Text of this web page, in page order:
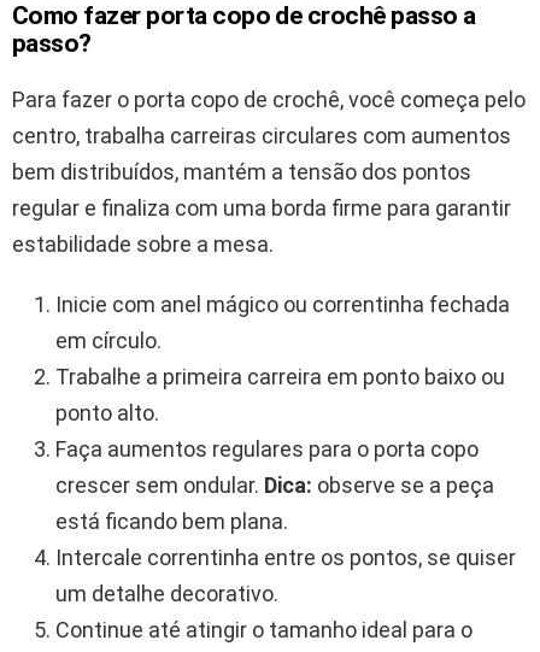
Como fazer porta copo de crochê passo a
passo?
Para fazer o porta copo de crochê, você começa pelo
centro, trabalha carreiras circulares com aumentos
bem distribuídos, mantém a tensão dos pontos
regular e finaliza com uma borda firme para garantir
estabilidade sobre a mesa.
Inicie com anel mágico ou correntinha fechada
em círculo.
Trabalhe a primeira carreira em ponto baixo ou
ponto alto.
Faça aumentos regulares para o porta copo
crescer sem ondular. Dica: observe se a peça
está ficando bem plana.
Intercale correntinha entre os pontos, se quiser
um detalhe decorativo.
Continue até atingir o tamanho ideal para o